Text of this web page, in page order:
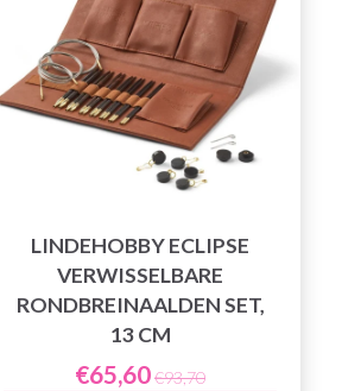
LINDEHOBBY ECLIPSE
VERWISSELBARE
RONDBREINAALDEN SET,
13 CM
€65,60€93,70